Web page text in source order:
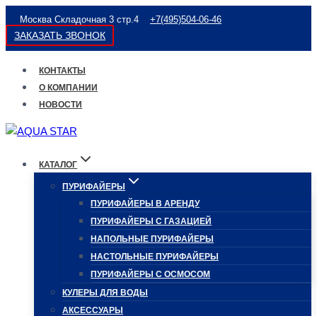
Перейти
к
содержимому
Москва Складочная 3 стр.4 +7(495)504-06-46
ЗАКАЗАТЬ ЗВОНОК
КОНТАКТЫ
О КОМПАНИИ
НОВОСТИ
КАТАЛОГ
ПУРИФАЙЕРЫ
ПУРИФАЙЕРЫ В АРЕНДУ
ПУРИФАЙЕРЫ С ГАЗАЦИЕЙ
НАПОЛЬНЫЕ ПУРИФАЙЕРЫ
НАСТОЛЬНЫЕ ПУРИФАЙЕРЫ
ПУРИФАЙЕРЫ С ОСМОСОМ
КУЛЕРЫ ДЛЯ ВОДЫ
АКСЕССУАРЫ